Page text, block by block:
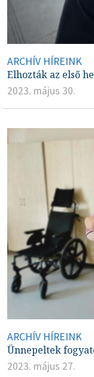
ARCHÍV HÍREINK
Elhozták az első
2023. május 30.
ARCHÍV HÍREINK
Ünnepeltek
2023. május 27.